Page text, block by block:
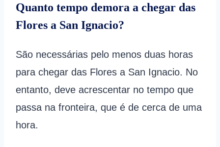
Quanto tempo demora a chegar das
Flores a San Ignacio?
São necessárias pelo menos duas horas
para chegar das Flores a San Ignacio. No
entanto, deve acrescentar no tempo que
passa na fronteira, que é de cerca de uma
hora.